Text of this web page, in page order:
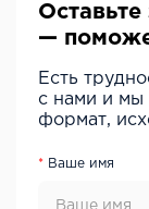
Оставьте
—
Есть
с нами и мы
формат,
Ваше имя